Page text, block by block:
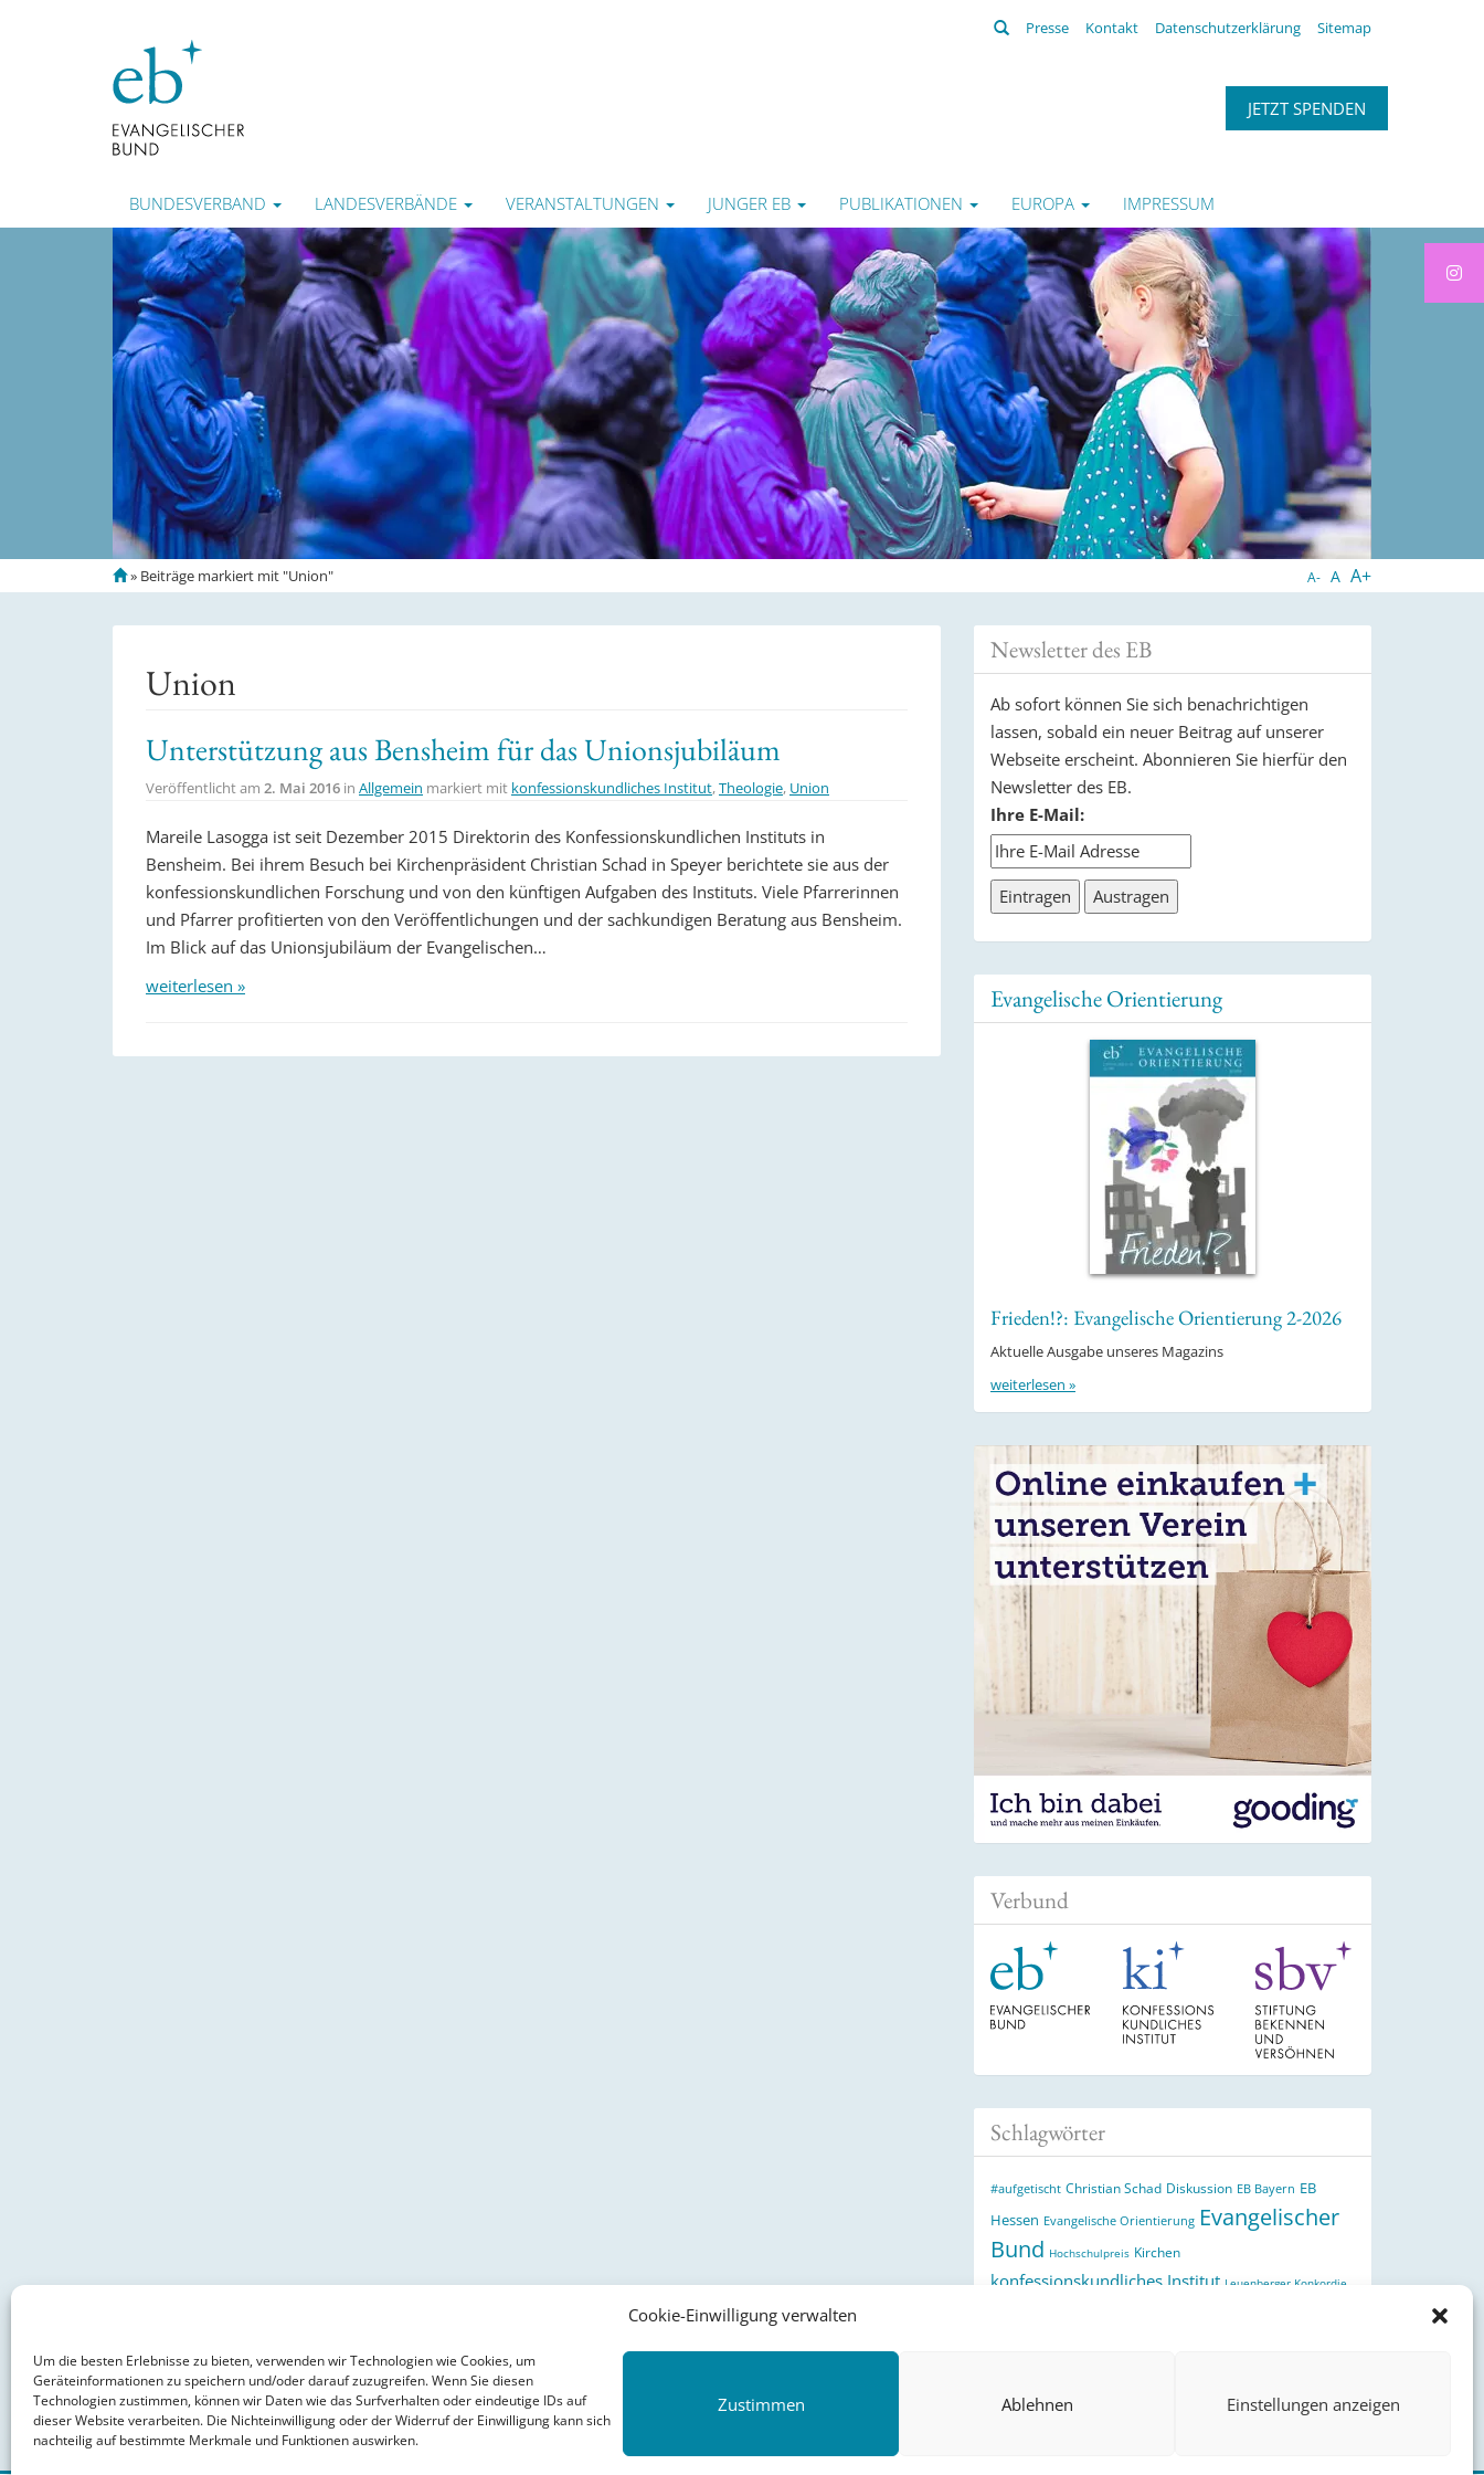
Cookie-Einwilligung verwalten
Um die besten Erlebnisse zu bieten, verwenden wir Technologien wie Cookies, um
Geräteinformationen zu speichern und/oder darauf zuzugreifen. Wenn Sie diesen
Technologien zustimmen, können wir Daten wie das Surfverhalten oder eindeutige IDs auf
dieser Website verarbeiten. Die Nichteinwilligung oder der Widerruf der Einwilligung kann sich
nachteilig auf bestimmte Merkmale und Funktionen auswirken.
Zustimmen Ablehnen Einstellungen anzeigen
Suchen
Presse Kontakt Datenschutzerklärung Sitemap
JETZT SPENDEN
BUNDESVERBAND LANDESVERBÄNDE VERANSTALTUNGEN JUNGER EB PUBLIKATIONEN EUROPA IMPRESSUM
S
t
» Beiträge markiert mit "Union" A- A A+
Union
Unterstützung aus Bensheim für das Unionsjubiläum
Veröffentlicht am 2. Mai 2016 in Allgemein markiert mit konfessionskundliches Institut,Theologie, Union
Mareile Lasogga ist seit Dezember 2015 Direktorin des Konfessionskundlichen Instituts in
Bensheim. Bei ihrem Besuch bei Kirchenpräsident Christian Schad in Speyer berichtete sie aus der
konfessionskundlichen Forschung und von den künftigen Aufgaben des Instituts. Viele Pfarrerinnen
und Pfarrer profitierten von den Veröffentlichungen und der sachkundigen Beratung aus Bensheim.
Im Blick auf das Unionsjubiläum der Evangelischen…
weiterlesen »
Newsletter des EB
Ab sofort können Sie sich benachrichtigen
lassen, sobald ein neuer Beitrag auf unserer
Webseite erscheint. Abonnieren Sie hierfür den
Newsletter des EB.
Ihre E-Mail:
Evangelische Orientierung
Frieden!?: Evangelische Orientierung 2-2026
Aktuelle Ausgabe unseres Magazins
weiterlesen »
Verbund
Schlagwörter
#aufgetischt Christian Schad Diskussion EB Bayern EB
Hessen Evangelische Orientierung Evangelischer
Bund Hochschulpreis Kirchen
konfessionskundliches Institut Leuenberger Konkordie